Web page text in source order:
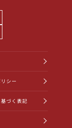
シー
づく表記